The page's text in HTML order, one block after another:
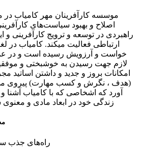
موسسه کارآفرینان مهر کامیاب
اصلاح و بهبود سیاست‌های
راهبردی در توسعه و ترویج کارآفرینی و
ارتباطی فعالیت میکند. کامیاب
خواست و آرزویش رسیده است و در
لازم جهت رسیدن به خوشبختی و
امکانات بروز و جدید و داشتن
(هدف ، نگرش و کسب مهارت) پیروی
آورد که اشخاصی که با کامیاب آشنا
زندگی خود در ابعاد مادی و معنوی